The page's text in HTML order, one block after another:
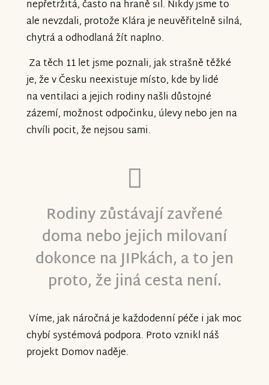
nepřetržitá, často na hraně sil. Nikdy jsme to
ale nevzdali, protože Klára je neuvěřitelně silná,
chytrá a odhodlaná žít naplno.
Za těch 11 let jsme poznali, jak strašně těžké
je, že v Česku neexistuje místo, kde by lidé
na ventilaci a jejich rodiny našli důstojné
zázemí, možnost odpočinku, úlevy nebo jen na
chvíli pocit, že nejsou sami.
Rodiny zůstávají zavřené
doma nebo jejich milovaní
dokonce na JIPkách, a to jen
proto, že jiná cesta není.
Víme, jak náročná je každodenní péče i jak moc
chybí systémová podpora. Proto vznikl náš
projekt Domov naděje.